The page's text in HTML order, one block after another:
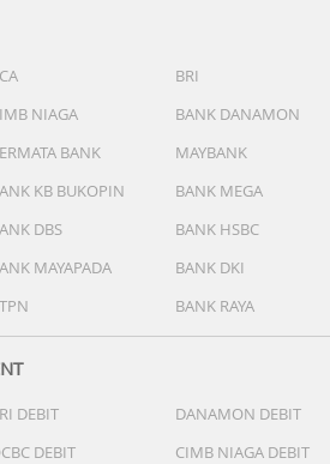
4P
fps
120 fps
video multi-view
video zoom: hingga 10x zoom
video kamera bawah air
fps
video multi-view
BRI
NIAGA
BANK DANAMON
BANK
MAYBANK
KB BUKOPIN
BANK MEGA
DBS
BANK HSBC
MAYAPADA
BANK DKI
BANK RAYA
DEBIT
DANAMON DEBIT
DEBIT
CIMB NIAGA DEBIT